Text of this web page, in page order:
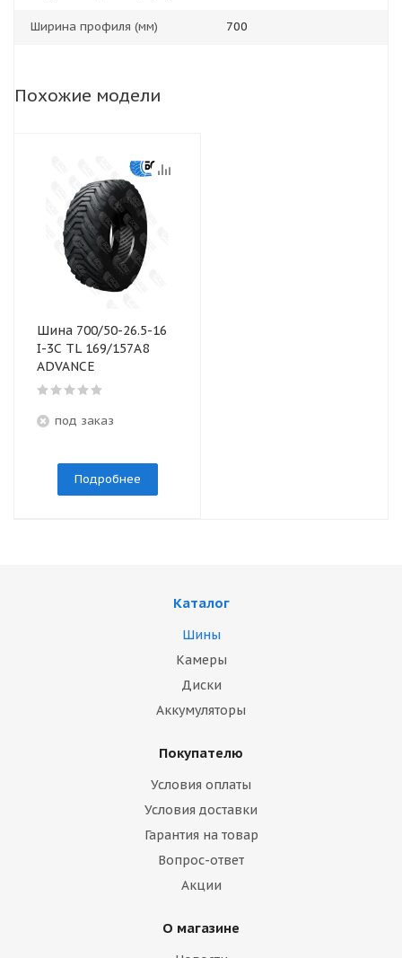
Ширина профиля (мм) 700
Похожие модели
Шина 700/50-26.5-16
I-3C TL 169/157A8
ADVANCE
под заказ
Подробнее
Каталог
Шины
Камеры
Диски
Аккумуляторы
Покупателю
Условия оплаты
Условия доставки
Гарантия на товар
Вопрос-ответ
Акции
О магазине